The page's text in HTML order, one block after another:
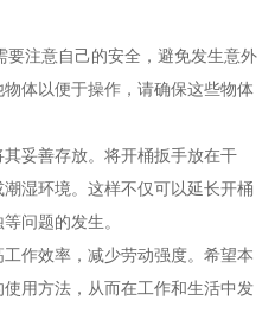
注意自己的安全，避免发生意外
体以便于操作，请确保这些物体
妥善存放。将开桶扳手放在干
湿环境。这样不仅可以延长开桶
问题的发生。
作效率，减少劳动强度。希望本
用方法，从而在工作和生活中发